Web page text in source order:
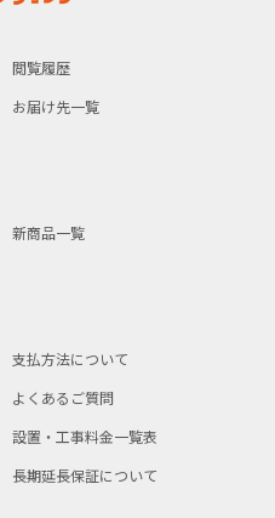
閲覧履歴
お届け先一覧
新商品一覧
支払方法について
よくあるご質問
設置・工事料金一覧表
長期延長保証について